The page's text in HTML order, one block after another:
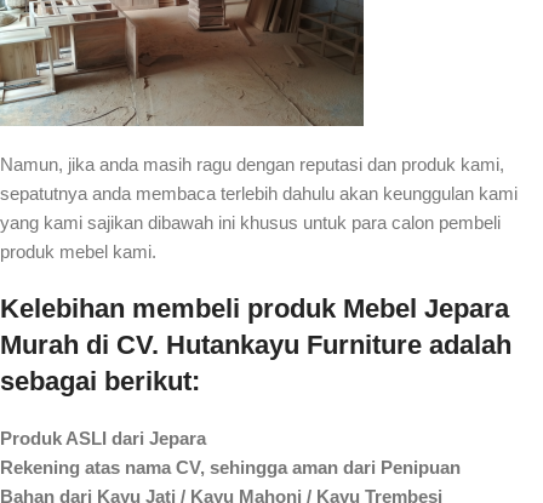
Namun, jika anda masih ragu dengan reputasi dan produk kami,
sepatutnya anda membaca terlebih dahulu akan keunggulan kami
yang kami sajikan dibawah ini khusus untuk para calon pembeli
produk mebel kami.
Kelebihan membeli produk Mebel Jepara
Murah di CV. Hutankayu Furniture adalah
sebagai berikut:
Produk ASLI dari Jepara
Rekening atas nama CV, sehingga aman dari Penipuan
Bahan dari Kayu Jati / Kayu Mahoni / Kayu Trembesi